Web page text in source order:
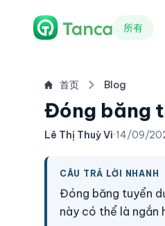
所有
首页 Blog
Đóng băng
Lê Thị Thuỳ Vi·14/09/
CÂU TRẢ LỜI NHANH
Đóng băng tuyển
này có thể là ngắn